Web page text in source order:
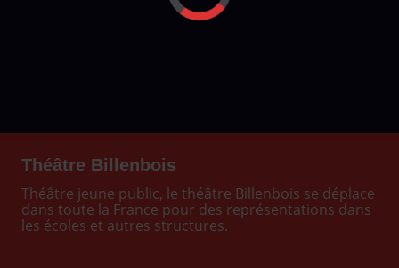
Théâtre Billenbois
Théâtre jeune public, le théâtre Billenbois se déplace
dans toute la France pour des représentations dans
les écoles et autres structures.